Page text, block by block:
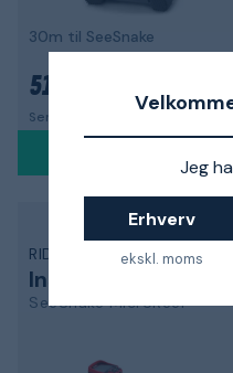
Jeg
Erhverv
ekskl. moms
30m til SeeSnake
51 740 kr.
Sendes indenfor 11-18 dage
RIDGID
SeeSnake MicroReel